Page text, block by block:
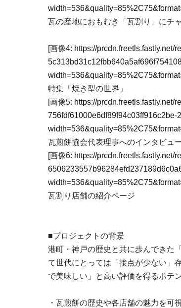
瓦の産地におもむき「瓦割り」にチ
[画像4: https://prcdn.freetls.fastly.net/
特集「焼き型の世界」
[画像5: https://prcdn.freetls.fastly.net/
756fdf61000e6df89f94c03ff916c2be-
瓦煎餅協会代表理事へのインタビュ
[画像6: https://prcdn.freetls.fastly.net/
瓦割り店舗の紹介ページ
■プロジェクトの背景
港町・神戸の歴史と共に歩んできた
て世代にとっては「接点が少ない」
で美味しい」と高い評価を得るポテ
・瓦煎餅の歴史や各店舗の魅力を可